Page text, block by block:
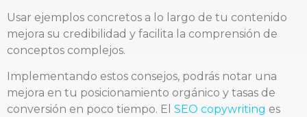
Usar ejemplos concretos a lo largo de tu contenido
mejora su credibilidad y facilita la comprensión de
conceptos complejos.
Implementando estos consejos, podrás notar una
mejora en tu posicionamiento orgánico y tasas de
conversión en poco tiempo. El SEO copywriting es